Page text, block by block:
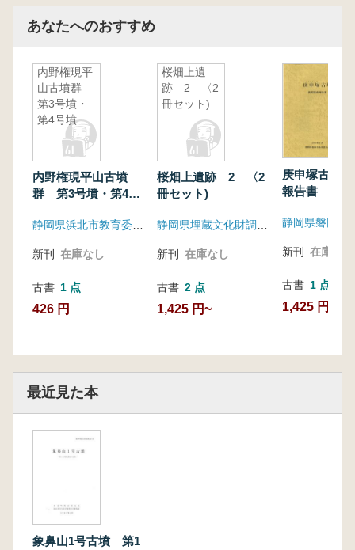
あなたへのおすすめ
内野権現平
山古墳群
第3号墳・
第4号墳
内野権現平山古墳
群 第3号墳・第4号
新刊 在庫なし
古書 1 点
426 円
桜畑上遺
跡 2 〈2
冊セット)
桜畑上遺跡 2 〈2
冊セット)
新刊 在庫なし
古書 2 点
1,425 円~
庚申塚古墳
報告書
新刊 在庫なし
古書 1 点
1,425 円
最近見た本
象鼻山1号古墳 第1